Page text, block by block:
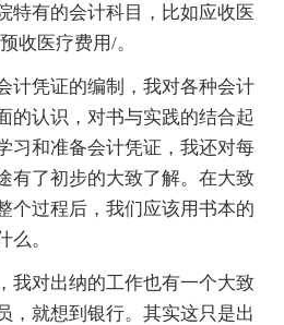
特有的会计科目，比如应收医
收医疗费用/。
计凭证的编制，我对各种会计
的认识，对书与实践的结合起
习和准备会计凭证，我还对每
有了初步的大致了解。在大致
个过程后，我们应该用书本的
么。
我对出纳的工作也有一个大致
，就想到银行。其实这只是出